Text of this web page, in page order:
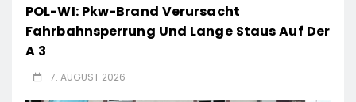
POL-WI: Pkw-Brand Verursacht
Fahrbahnsperrung Und Lange Staus Auf Der
A 3
7. AUGUST 2026